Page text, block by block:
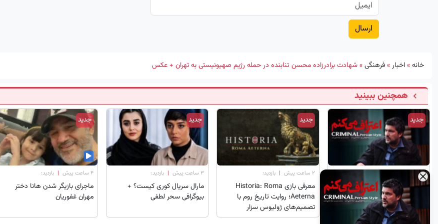
خانه»اخبار»فرهنگی»شهادت برادرزاده محسن تنابنده در حمله رژیم صهیونیستی به تهران + عکس
همچنین ببینید
جدید
۱ ساعت پیش
بازیگران سریال اعتراف می‌کنم؛
داستان، زمان پخش و هرآنچه باید
بدانید
جدید
۲ ساعت پیش | بازدید:
معرفی بازی Historia: Roma
Aeterna؛ روایت تاریخ روم با
تصمیم‌های ژولیوس سزار
جدید
۳ ساعت پیش | بازدید:
مارال سریال کوری کیست؟ +
بیوگرافی سحر لطفی
جدید
۴ ساعت پیش | بازدید:
ماجرای بازیگر شدن هانا دختر
مهران غفوریان
×